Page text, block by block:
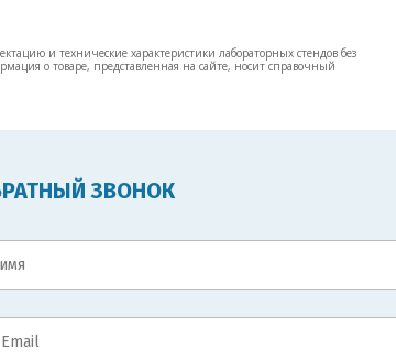
и технические характеристики лабораторных стендов без
о товаре, представленная на сайте, носит справочный
ЗВОНОК